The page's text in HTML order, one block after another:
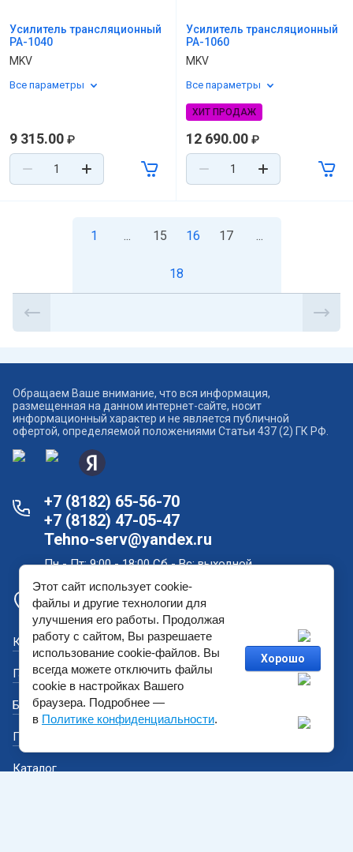
Усилитель трансляционный
PA-1040
MKV
Все параметры
9 315.00 ₽
Усилитель трансляционный
PA-1060
MKV
Все параметры
ХИТ ПРОДАЖ
12 690.00 ₽
1 ... 15 16 17 ...
18
Обращаем Ваше внимание, что вся информация,
размещенная на данном интернет-сайте, носит
информационный характер и не является публичной
офертой, определяемой положениями Статьи 437 (2) ГК РФ.
+7 (8182) 65-56-70
+7 (8182) 47-05-47
Tehno-serv@yandex.ru
Пн - Пт: 9:00 - 18:00 Сб - Вс: выходной
Офис продаж и склад в Архангельске: проспект
Новгородский, дом 181
Как купить?
Гарантийный ремонт
Бренды
Политика конфиденциальности
Каталог
Этот сайт использует cookie-
файлы и другие технологии для
улучшения его работы. Продолжая
работу с сайтом, Вы разрешаете
использование cookie-файлов. Вы
всегда можете отключить файлы
cookie в настройках Вашего
браузера. Подробнее —
в Политике конфиденциальности.
Хорошо